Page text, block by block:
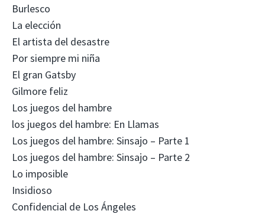
Burlesco
La elección
El artista del desastre
Por siempre mi niña
El gran Gatsby
Gilmore feliz
Los juegos del hambre
los juegos del hambre: En Llamas
Los juegos del hambre: Sinsajo – Parte 1
Los juegos del hambre: Sinsajo – Parte 2
Lo imposible
Insidioso
Confidencial de Los Ángeles